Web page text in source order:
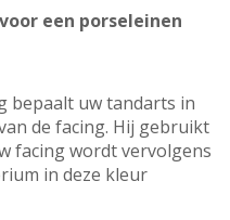
een porseleinen
bepaalt uw tandarts in
de facing. Hij gebruikt
facing wordt vervolgens
in deze kleur